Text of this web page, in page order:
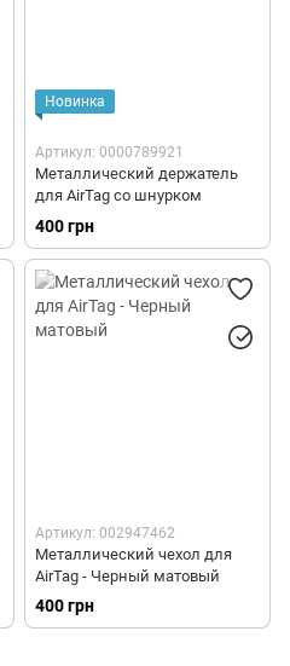
Новинка
Артикул: 0000789921
Металлический держатель
для AirTag со шнурком
400 грн
Артикул: 002947462
Металлический чехол для
AirTag - Черный матовый
400 грн